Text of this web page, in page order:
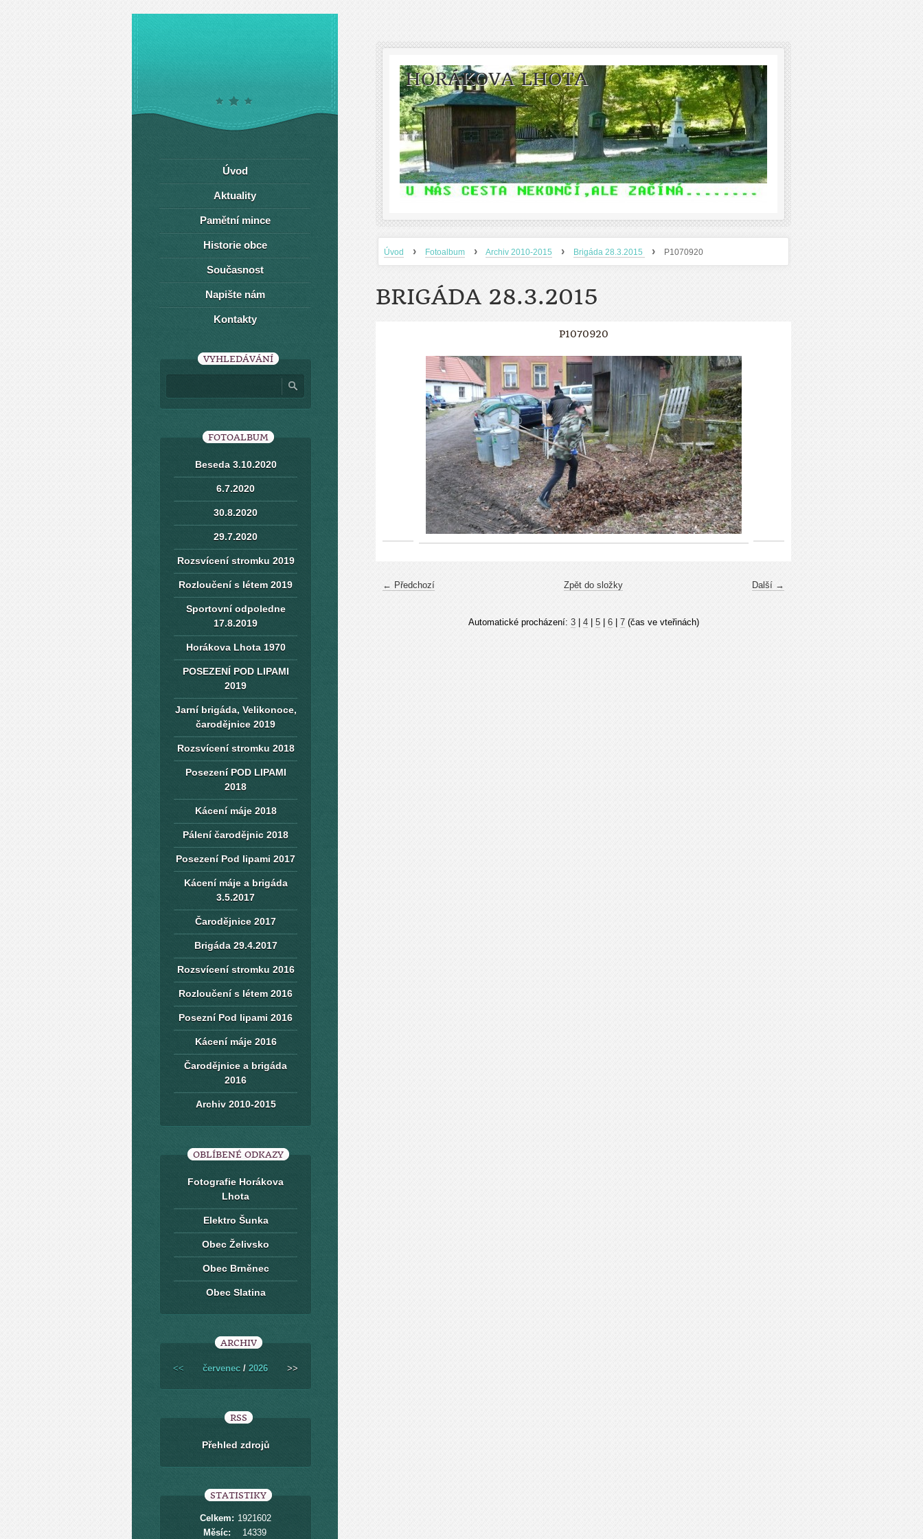
HORÁKOVA LHOTA
Úvod › Fotoalbum › Archiv 2010-2015 › Brigáda 28.3.2015 › P1070920
BRIGÁDA 28.3.2015
P1070920
← Předchozí Další →
Zpět do složky
Automatické procházení: 3| 4| 5| 6| 7(čas ve vteřinách)
Úvod
Aktuality
Pamětní mince
Historie obce
Současnost
Napište nám
Kontakty
VYHLEDÁVÁNÍ
FOTOALBUM
Beseda 3.10.2020
6.7.2020
30.8.2020
29.7.2020
Rozsvícení stromku 2019
Rozloučení s létem 2019
Sportovní odpoledne
17.8.2019
Horákova Lhota 1970
POSEZENÍ POD LIPAMI
2019
Jarní brigáda, Velikonoce,
čarodějnice 2019
Rozsvícení stromku 2018
Posezení POD LIPAMI
2018
Kácení máje 2018
Pálení čarodějnic 2018
Posezení Pod lipami 2017
Kácení máje a brigáda
3.5.2017
Čarodějnice 2017
Brigáda 29.4.2017
Rozsvícení stromku 2016
Rozloučení s létem 2016
Posezní Pod lipami 2016
Kácení máje 2016
Čarodějnice a brigáda
2016
Archiv 2010-2015
OBLÍBENÉ ODKAZY
Fotografie Horákova
Lhota
Elektro Šunka
Obec Želivsko
Obec Brněnec
Obec Slatina
ARCHIV
<< červenec / 2026 >>
RSS
Přehled zdrojů
STATISTIKY
Celkem: 1921602
Měsíc:
14339